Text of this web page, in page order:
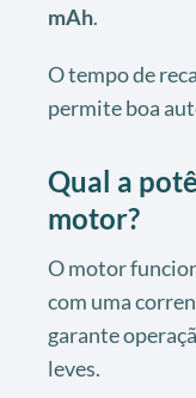
mAh.
O tempo de
permite boa
Qual a
motor?
O motor
com uma
garante
leves.